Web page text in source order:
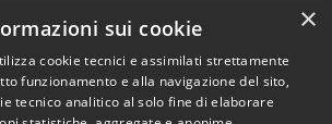
accessibilità
×
sui cookie
cookie tecnici e assimilati strettamente
funzionamento e alla navigazione del sito,
tecnico analitico al solo fine di elaborare